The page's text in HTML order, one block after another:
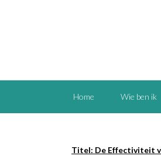
Home Wie ben ik
Titel: De Effectiviteit